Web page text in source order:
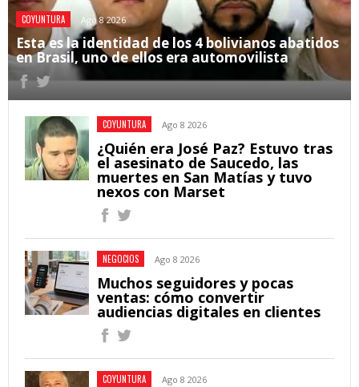
COYUNTURA Ago 8 2026
Esta es la identidad de los 4 bolivianos abatidos
en Brasil, uno de ellos era automovilista
COYUNTURA Ago 8 2026
¿Quién era José Paz? Estuvo tras
el asesinato de Saucedo, las
muertes en San Matías y tuvo
nexos con Marset
NEGOCIOS Ago 8 2026
Muchos seguidores y pocas
ventas: cómo convertir
audiencias digitales en clientes
COYUNTURA Ago 8 2026